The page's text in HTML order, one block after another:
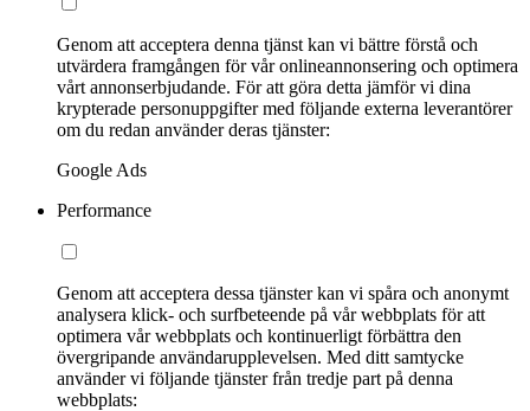
Genom att acceptera denna tjänst kan vi bättre förstå och
utvärdera framgången för vår onlineannonsering och optimera
vårt annonserbjudande. För att göra detta jämför vi dina
krypterade personuppgifter med följande externa leverantörer
om du redan använder deras tjänster:
Google Ads
Performance
Genom att acceptera dessa tjänster kan vi spåra och anonymt
analysera klick- och surfbeteende på vår webbplats för att
optimera vår webbplats och kontinuerligt förbättra den
övergripande användarupplevelsen. Med ditt samtycke
använder vi följande tjänster från tredje part på denna
webbplats: